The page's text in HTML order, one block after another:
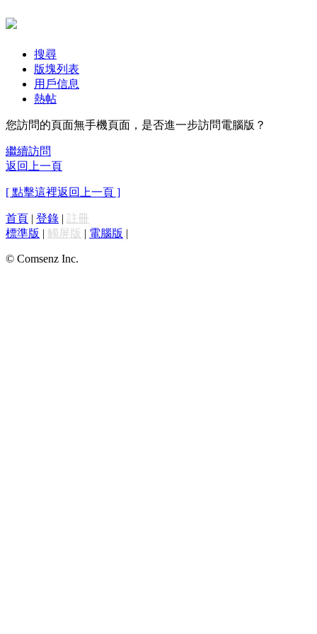
搜尋
版塊列表
用戶信息
熱帖
您訪問的頁面無手機頁面，是否進一步訪問電腦版？
繼續訪問
返回上一頁
[ 點擊這裡返回上一頁 ]
首頁 | 登錄 | 註冊
標準版 | 觸屏版 | 電腦版 |
© Comsenz Inc.